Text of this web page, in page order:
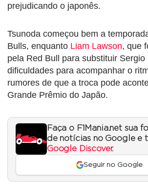
prejudicando o japonês.
Tsunoda começou bem a
Bulls, enquanto Liam Lawson, que
pela Red Bull para substituir
dificuldades para acompanhar o
rumores de que a troca pode
Grande Prêmio do Japão.
Faça o F1Mania.net sua
de notícias no Google e
Google Discover.
Seguir no Google